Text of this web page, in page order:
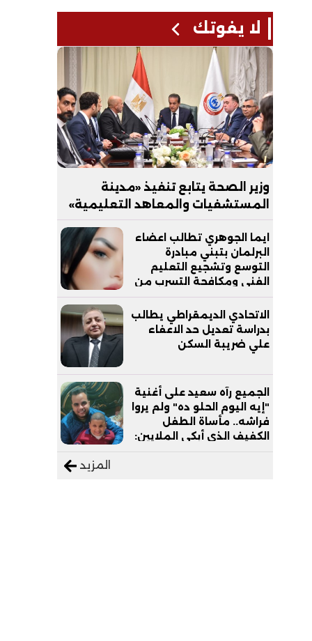
لا يفوتك
وزير الصحة يتابع تنفيذ «مدينة
المستشفيات والمعاهد التعليمية»
بالعاصمة الجديدة
ايما الجوهري تطالب اعضاء
البرلمان بتبني مبادرة
التوسع وتشجيع التعليم
الفني ومكافحة التسرب من
التعليم
الاتحادي الديمقراطي يطالب
بدراسة تعديل حد الاعفاء
علي ضريبة السكن
الجميع رآه سعيد على أغنية
"إيه اليوم الحلو ده" ولم يروا
فراشه.. مأساة الطفل
الكفيف الذي أبكى الملايين:
المزيد